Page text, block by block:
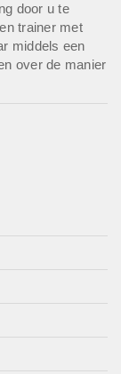
door u te
trainer met
middels een
over de manier